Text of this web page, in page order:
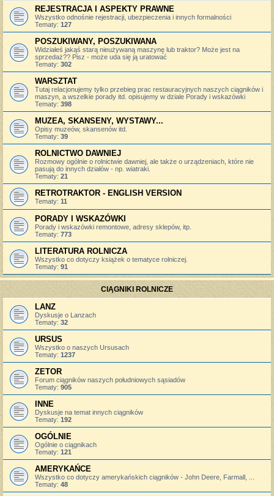
REJESTRACJA I ASPEKTY PRAWNE
Wszystko odnośnie rejestracji, ubezpieczenia i innych formalności
Tematy: 127
POSZUKIWANY, POSZUKIWANA
Widziałeś jakąś starą nieużywaną maszynę lub traktor? Może jest na
sprzedaż?? Pisz - może uda się ją uratować
Tematy: 302
WARSZTAT
Tutaj relacjonujemy tylko przebieg prac restauracyjnych naszych ciągników i
maszyn, a wszelkie porady itd. opisujemy w dziale Porady i wskazówki
Tematy: 398
MUZEA, SKANSENY, WYSTAWY...
Opisy muzeów, skansenów itd.
Tematy: 39
ROLNICTWO DAWNIEJ
Rozmowy ogólnie o rolnictwie dawniej, ale także o urządzeniach, które nie
pasują do innych działów - np. wiatraki.
Tematy: 21
RETROTRAKTOR - ENGLISH VERSION
Tematy: 11
PORADY I WSKAZÓWKI
Porady i wskazówki remontowe, adresy sklepów, itp.
Tematy: 773
LITERATURA ROLNICZA
Wszystko co dotyczy książek o tematyce rolniczej.
Tematy: 91
CIĄGNIKI ROLNICZE
LANZ
Dyskusje o Lanzach
Tematy: 32
URSUS
Wszystko o naszych Ursusach
Tematy: 1237
ZETOR
Forum ciągników naszych południowych sąsiadów
Tematy: 905
INNE
Dyskusje na temat innych ciągników
Tematy: 192
OGÓLNIE
Ogólnie o ciągnikach
Tematy: 121
AMERYKAŃCE
Wszystko co dotyczy amerykańskich ciągników - John Deere, Farmall, ...
Tematy: 48